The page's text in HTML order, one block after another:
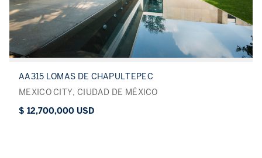
AA315 LOMAS DE CHAPULTEPEC
MEXICO CITY, CIUDAD DE MÉXICO
$ 12,700,000 USD